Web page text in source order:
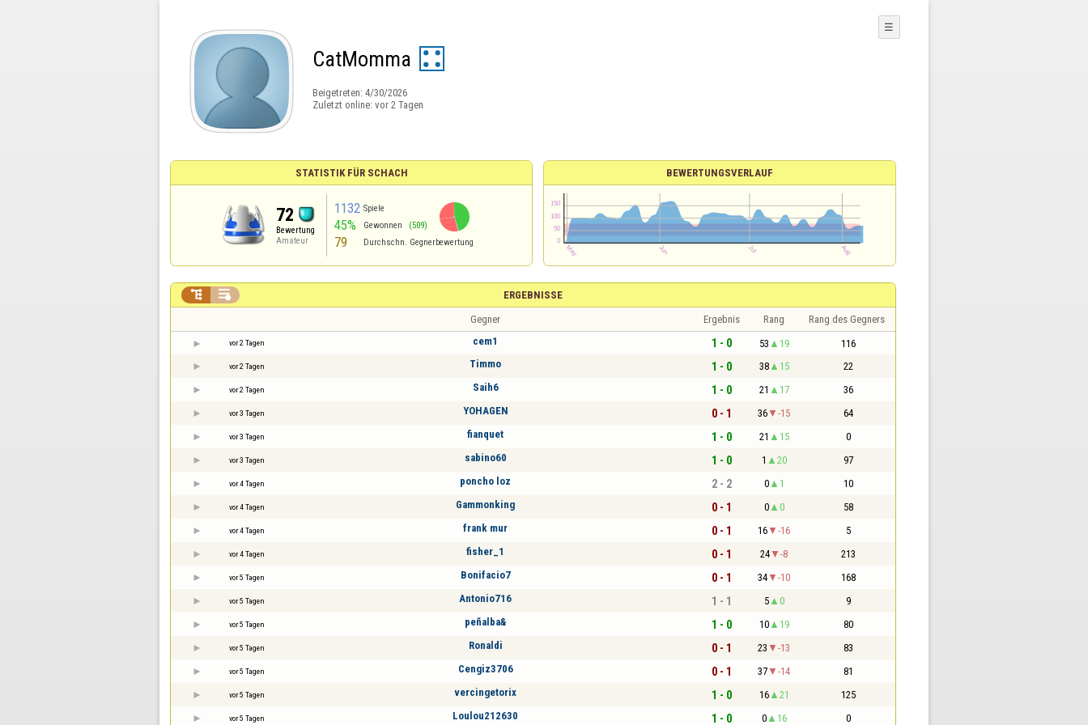
CatMomma
Beigetreten: 4/30/2026
Zuletzt online: vor 2 Tagen
☰
STATISTIK FÜR SCHACH
72
Bewertung
Amateur
1132 Spiele
45% Gewonnen (509)
79 Durchschn. Gegnerbewertung
BEWERTUNGSVERLAUF
ERGEBNISSE
 
Gegner Ergebnis Rang Rang des Gegners
vor 2 Tagen cem1 1 - 0 53 19 116
vor 2 Tagen Timmo 1 - 0 38 15 22
vor 2 Tagen Saih6 1 - 0 21 17 36
vor 3 Tagen YOHAGEN 0 - 1 36 -15 64
vor 3 Tagen fianquet 1 - 0 21 15 0
vor 3 Tagen sabino60 1 - 0 1 20 97
vor 4 Tagen poncho loz 2 - 2 0 1 10
vor 4 Tagen Gammonking 0 - 1 0 0 58
vor 4 Tagen frank mur 0 - 1 16 -16 5
vor 4 Tagen fisher_1 0 - 1 24 -8 213
vor 5 Tagen Bonifacio7 0 - 1 34 -10 168
vor 5 Tagen Antonio716 1 - 1 5 0 9
vor 5 Tagen peñalba& 1 - 0 10 19 80
vor 5 Tagen Ronaldi 0 - 1 23 -13 83
vor 5 Tagen Cengiz3706 0 - 1 37 -14 81
vor 5 Tagen vercingetorix 1 - 0 16 21 125
vor 5 Tagen Loulou212630 1 - 0 0 16 0